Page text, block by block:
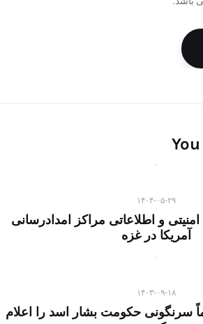
۱۴۰۴-۰۵-۲۹
و اطلاعاتی مراکز امدادرسانی
آمریکا در غزه
۱۴۰۳-۰۹-۱۸
سرنگونی حکومت بشار اسد را اعلام